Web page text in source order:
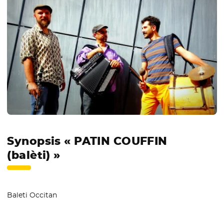
Synopsis « PATIN COUFFIN
(balèti) »
Baleti Occitan